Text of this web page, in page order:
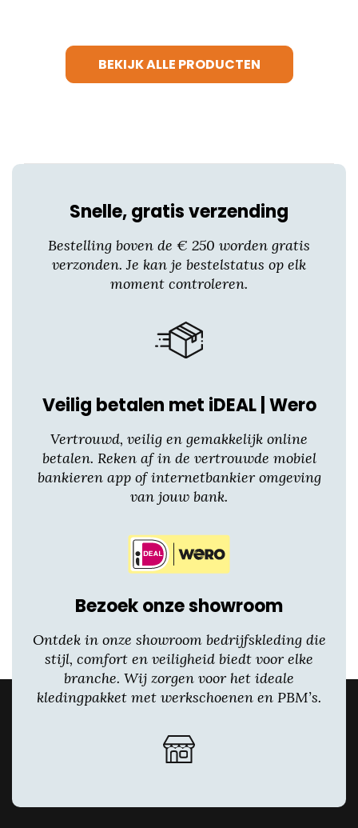
variaties.
op
productpagina
BEKIJK ALLE PRODUCTEN
Snelle, gratis verzending
Bestelling boven de € 250 worden gratis
verzonden. Je kan je bestelstatus op elk
moment controleren.
Veilig betalen met iDEAL | Wero
Vertrouwd, veilig en gemakkelijk online
betalen. Reken af in de vertrouwde mobiel
bankieren app of internetbankier omgeving
van jouw bank.
Bezoek onze showroom
Ontdek in onze showroom bedrijfskleding die
stijl, comfort en veiligheid biedt voor elke
branche. Wij zorgen voor het ideale
kledingpakket met werkschoenen en PBM’s.